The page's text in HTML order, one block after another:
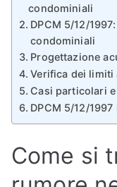
condominiali
DPCM 5/12/
condominiali
Progettazione
Verifica dei limiti
Casi particolari
DPCM 5/12/
Come si